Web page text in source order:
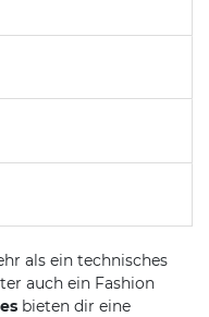
als ein technisches
auch ein Fashion
bieten dir eine